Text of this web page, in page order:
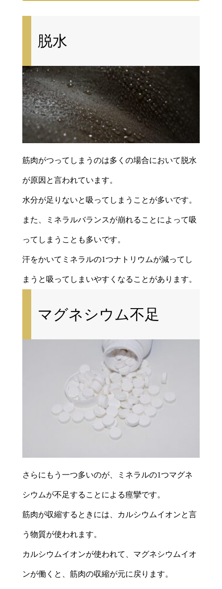
脱水
筋肉がつってしまうのは多くの場合において脱水
が原因と言われています。
水分が足りないと吸ってしまうことが多いです。
また、ミネラルバランスが崩れることによって吸
ってしまうことも多いです。
汗をかいてミネラルの1つナトリウムが減ってし
まうと吸ってしまいやすくなることがあります。
マグネシウム不足
さらにもう一つ多いのが、ミネラルの1つマグネ
シウムが不足することによる痙攣です。
筋肉が収縮するときには、カルシウムイオンと言
う物質が使われます。
カルシウムイオンが使われて、マグネシウムイオ
ンが働くと、筋肉の収縮が元に戻ります。